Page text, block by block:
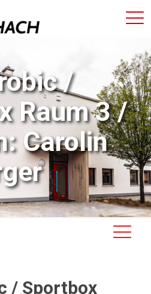
/
Raum 3 /
Carolin
/ Sportbox